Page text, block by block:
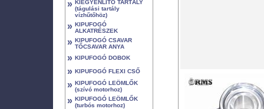
» KIEGYENLÍTŐ TARTÁLY
(tágulási tartály
vízhűtőhöz)
» KIPUFOGÓ
ALKATRÉSZEK
» KIPUFOGÓ CSAVAR
TŐCSAVAR ANYA
» KIPUFOGÓ DOBOK
» KIPUFOGÓ FLEXI CSŐ
» KIPUFOGÓ LEÖMLŐK
(szívó motorhoz)
» KIPUFOGÓ LEÖMLŐK
(turbós motorhoz)